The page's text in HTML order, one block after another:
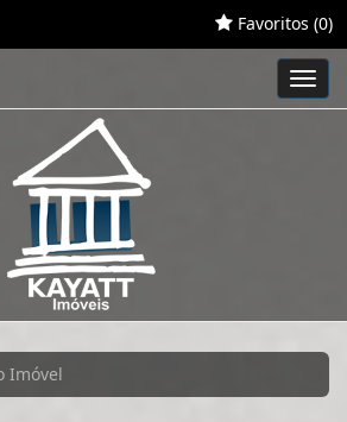
Favoritos (0)
Imóvel